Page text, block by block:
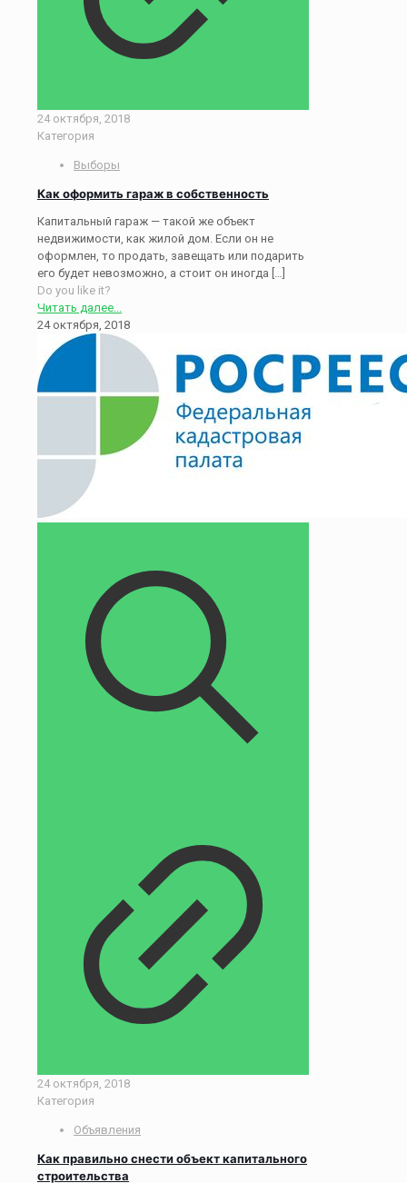
24 октября, 2018
Категория
Выборы
Как оформить гараж в собственность
Капитальный гараж — такой же объект
недвижимости, как жилой дом. Если он не
оформлен, то продать, завещать или подарить
его будет невозможно, а стоит он иногда
Do you like it?
Читать далее...
24 октября, 2018
24 октября, 2018
Категория
Объявления
Как правильно снести объект капитального
строительства